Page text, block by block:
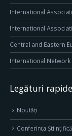
International
International
Central and Eastern
International
Legături rapide
Noutăți
Conferința Științifică